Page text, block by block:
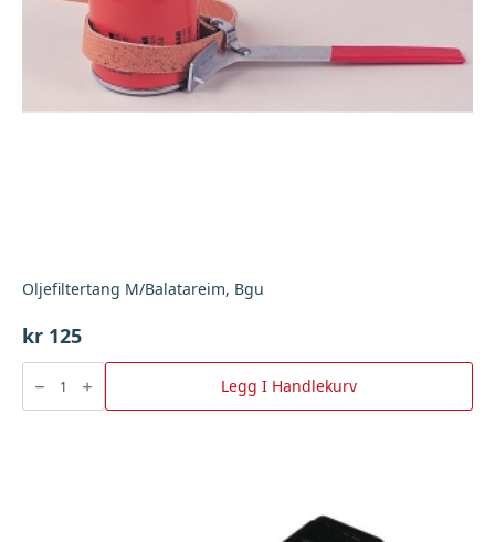
Oljefiltertang M/Balatareim, Bgu
kr 125
Oljefiltertang
M/Balatareim,
Bgu
antall
Legg I Handlekurv